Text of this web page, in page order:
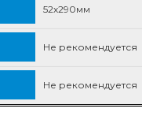
52х290мм
Не рекомендуется
Не рекомендуется